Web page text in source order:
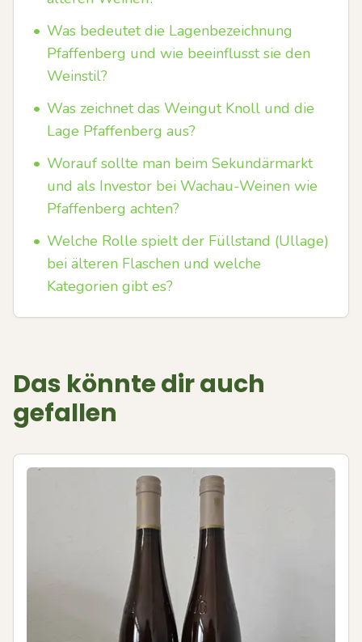
• Was bedeutet die Lagenbezeichnung
Pfaffenberg und wie beeinflusst sie den
Weinstil?
• Was zeichnet das Weingut Knoll und die
Lage Pfaffenberg aus?
• Worauf sollte man beim Sekundärmarkt
und als Investor bei Wachau-Weinen wie
Pfaffenberg achten?
• Welche Rolle spielt der Füllstand (Ullage)
bei älteren Flaschen und welche
Kategorien gibt es?
Das könnte dir auch
gefallen